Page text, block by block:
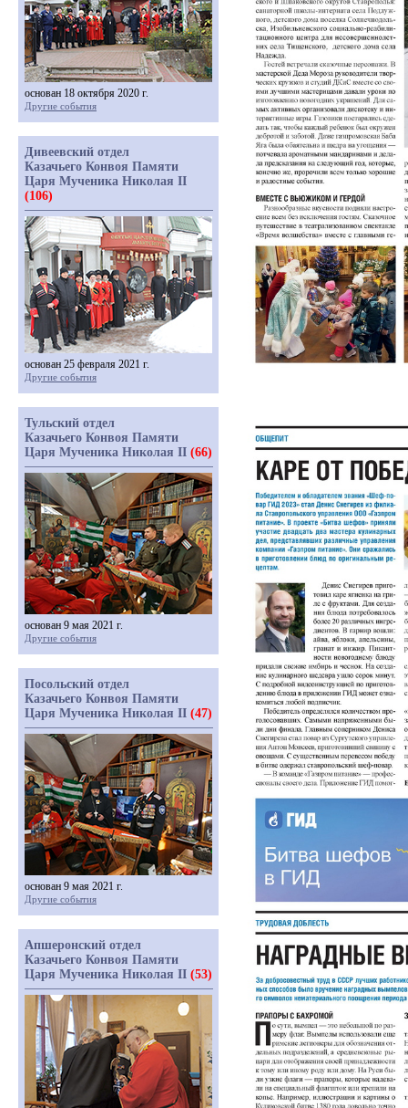
основан 18 октября 2020 г.
Другие события
Дивеевский отдел
Казачьего Конвоя Памяти
Царя Мученика Николая II
(106)
основан 25 февраля 2021 г.
Другие события
Тульский отдел
Казачьего Конвоя Памяти
Царя Мученика Николая II (66)
основан 9 мая 2021 г.
Другие события
Посольский отдел
Казачьего Конвоя Памяти
Царя Мученика Николая II (47)
основан 9 мая 2021 г.
Другие события
Апшеронский отдел
Казачьего Конвоя Памяти
Царя Мученика Николая II (53)